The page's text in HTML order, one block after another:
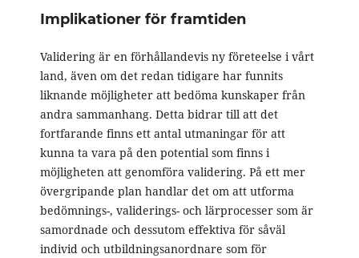
Implikationer för framtiden
Validering är en förhållandevis ny företeelse i vårt
land, även om det redan tidigare har funnits
liknande möjligheter att bedöma kunskaper från
andra sammanhang. Detta bidrar till att det
fortfarande finns ett antal utmaningar för att
kunna ta vara på den potential som finns i
möjligheten att genomföra validering. På ett mer
övergripande plan handlar det om att utforma
bedömnings-, validerings- och lärprocesser som är
samordnade och dessutom effektiva för såväl
individ och utbildningsanordnare som för